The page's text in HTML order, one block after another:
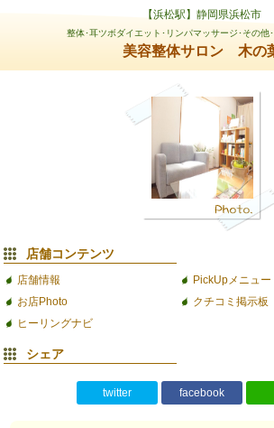
【浜松駅】静岡県浜松市
整体･耳ツボダイエット･リンパマッサージ･その他
美容整体サロン 木の
店舗コンテンツ
店舗情報
PickUpメニュー
お店Photo
クチコミ掲示板
ヒーリングナビ
シェア
twitter facebook